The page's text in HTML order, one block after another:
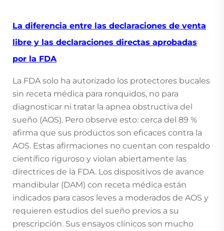
La diferencia entre las declaraciones de venta
libre y las declaraciones directas aprobadas
por la FDA
La FDA solo ha autorizado los protectores bucales
sin receta médica para ronquidos, no para
diagnosticar ni tratar la apnea obstructiva del
sueño (AOS). Pero observe esto: cerca del 89 %
afirma que sus productos son eficaces contra la
AOS. Estas afirmaciones no cuentan con respaldo
científico riguroso y violan abiertamente las
directrices de la FDA. Los dispositivos de avance
mandibular (DAM) con receta médica están
indicados para casos leves a moderados de AOS y
requieren estudios del sueño previos a su
prescripción. Sus ensayos clínicos son mucho